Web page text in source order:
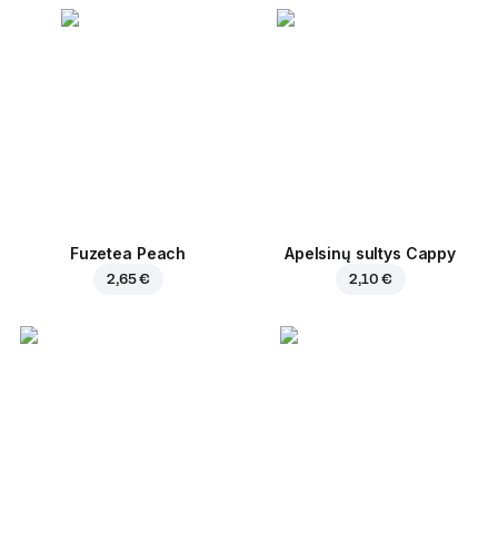
Fuzetea Peach
2,65 €
Apelsinų sultys Cappy
2,10 €